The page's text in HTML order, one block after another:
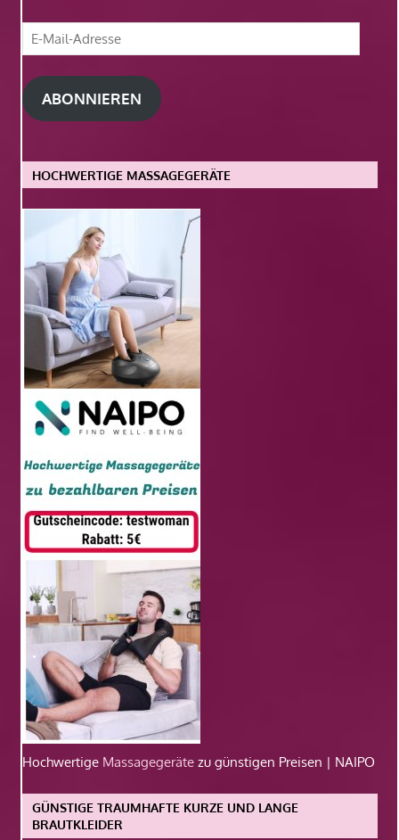
E-
Mail-
Adresse
ABONNIEREN
HOCHWERTIGE MASSAGEGERÄTE
Hochwertige Massagegeräte zu günstigen Preisen | NAIPO
GÜNSTIGE TRAUMHAFTE KURZE UND LANGE
BRAUTKLEIDER